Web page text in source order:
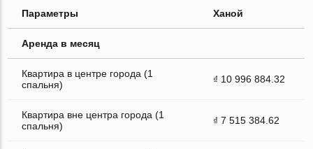
Параметры Ханой
Аренда в месяц
Квартира в центре города (1
спальня)
₫ 10 996 884.32
Квартира вне центра города (1
спальня)
₫ 7 515 384.62